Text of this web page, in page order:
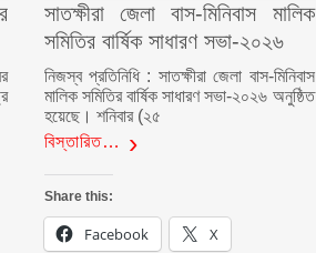
সাতক্ষীরা জেলা বাস-মিনিবাস মালিক
সমিতির বার্ষিক সাধারণ সভা-২০২৬
নিজস্ব প্রতিনিধি : সাতক্ষীরা জেলা বাস-মিনিবাস
মালিক সমিতির বার্ষিক সাধারণ সভা-২০২৬ অনুষ্ঠিত
হয়েছে। শনিবার (২৫
বিস্তারিত…
Share this:
Facebook X